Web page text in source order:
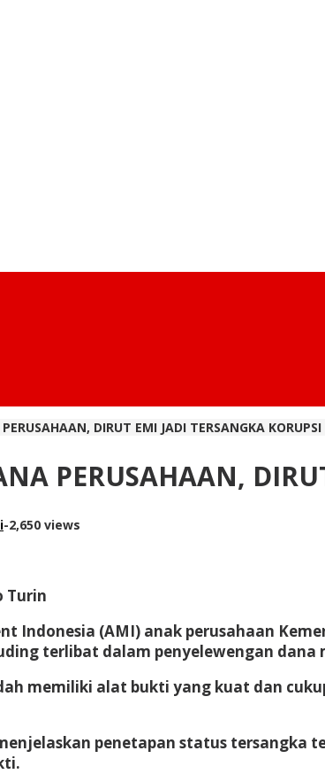
DIRUT EMI JADI TERSANGKA KORUPSI
PERUSAHAAN,
-2,650 views
Turin
Indonesia (AMI) anak perusahaan
terlibat dalam penyelewengan dana
memiliki alat bukti yang kuat dan
penetapan status tersangka